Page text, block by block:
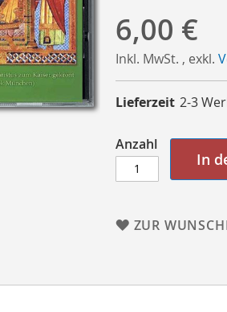
6,00 €
Inkl. MwSt. , exkl.
Lieferzeit 2-3
Anzahl
In
ZUR